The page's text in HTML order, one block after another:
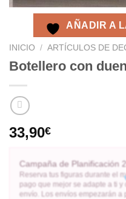
AÑADIR A
INICIO / ARTÍCULOS DE
Botellero con
33,90€
Campaña de Planificación
Reserva tus figuras durante el
pago que mejor se adapte a ti
envío. Los envíos empezarán a